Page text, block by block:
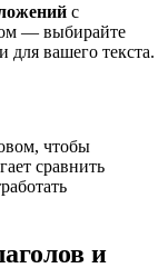
с
— выбирайте
для вашего текста.
чтобы
сравнить
и